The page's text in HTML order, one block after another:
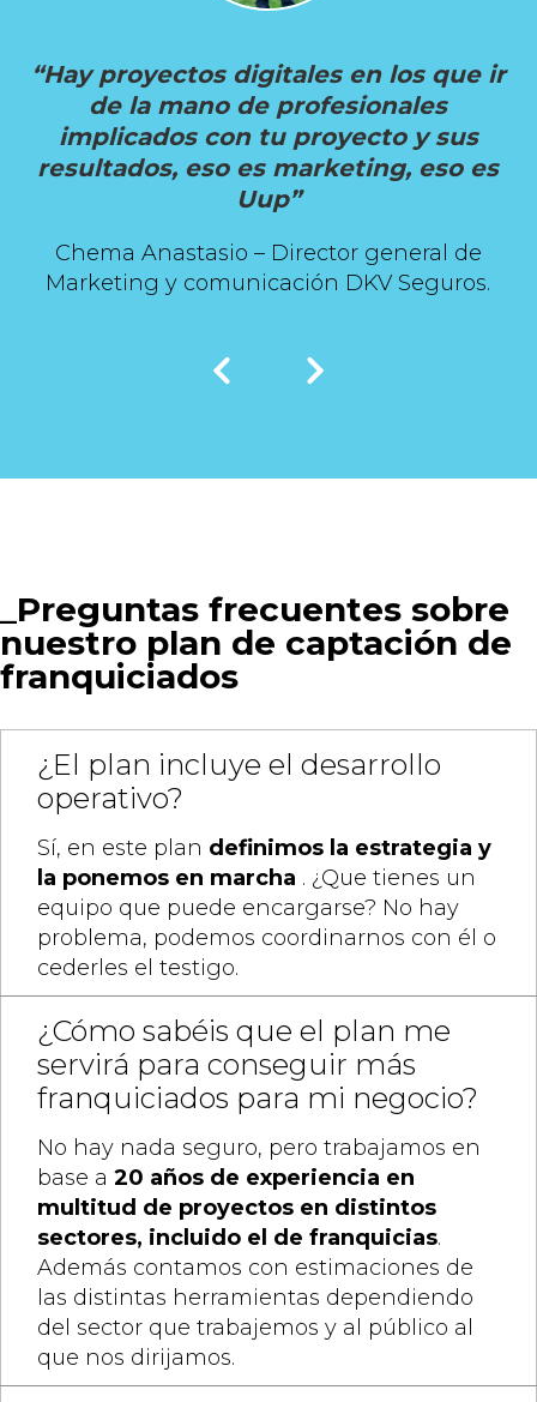
“Hay proyectos digitales en los que ir
de la mano de profesionales
implicados con tu proyecto y sus
resultados, eso es marketing, eso es
Uup”
Chema Anastasio – Director general de
Marketing y comunicación DKV Seguros.
Preguntas frecuentes sobre
nuestro plan de captación de
franquiciados
¿El plan incluye el desarrollo
operativo?
Sí, en este plan definimos la estrategia y
la ponemos en marcha . ¿Que tienes un
equipo que puede encargarse? No hay
problema, podemos coordinarnos con él o
cederles el testigo.
¿Cómo sabéis que el plan me
servirá para conseguir más
franquiciados para mi negocio?
No hay nada seguro, pero trabajamos en
base a 20 años de experiencia en
multitud de proyectos en distintos
sectores, incluido el de franquicias.
Además contamos con estimaciones de
las distintas herramientas dependiendo
del sector que trabajemos y al público al
que nos dirijamos.